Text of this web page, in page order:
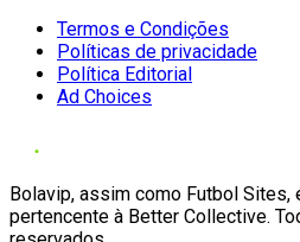
Termos e Condições
Políticas de privacidade
Política Editorial
Ad Choices
Bolavip, assim como Futbol Sites,
pertencente à Better Collective.